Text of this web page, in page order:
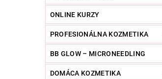
ONLINE KURZY
PROFESIONÁLNA KOZMETIKA
BB GLOW – MICRONEEDLING
DOMÁCA KOZMETIKA